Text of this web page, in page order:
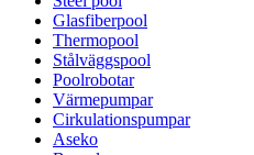
Glasfiberpool
Thermopool
Stålväggspool
Poolrobotar
Värmepumpar
Cirkulationspumpar
Aseko